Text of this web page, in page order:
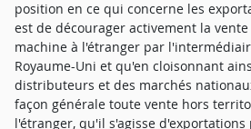
position en ce qui concerne les
est de décourager activement la
machine à l'étranger par
Royaume-Uni et qu'en cloisonnant
distributeurs et des marchés
façon générale toute vente hors
l'étranger, qu'il s'agisse